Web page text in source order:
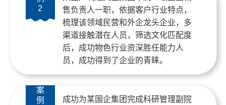
2
售负责人一职，依据客户行业特点，
梳理该领域民营和外企龙头企业，多
渠道接触潜在人员，筛选文化匹配度
后，成功物色行业资深胜任能力人
员，成功得到了企业的青睐。
案
例
成功为某国企集团完成科研管理副院